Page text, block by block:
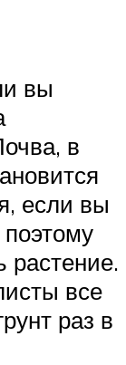
вы
в
если вы
растение.
все
раз в